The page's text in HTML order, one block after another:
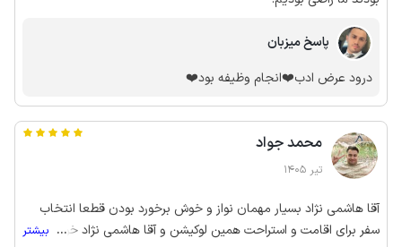
پاسخ میزبان
درود عرض ادب❤️انجام وظیفه بود❤️
محمد جواد
تیر 1405
آقا هاشمی نژاد بسیار مهمان نواز و خوش برخورد بودن قطعا انتخاب
سفر برای اقامت و استراحت همین لوکیشن و آقا هاشمی نژاد خواهند بود
... بیشتر